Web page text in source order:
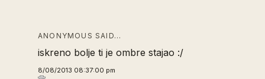
ANONYMOUS SAID…
iskreno bolje ti je ombre stajao :/
8/08/2013 08:37:00 pm